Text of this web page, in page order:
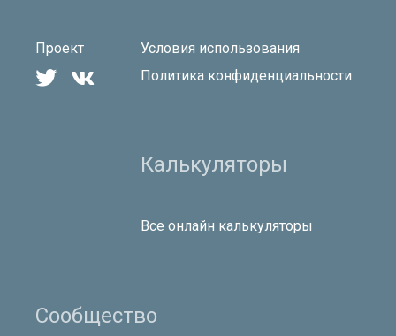
Проект
 
Условия использования
Политика конфиденциальности
Калькуляторы
Все онлайн калькуляторы
Сообщество